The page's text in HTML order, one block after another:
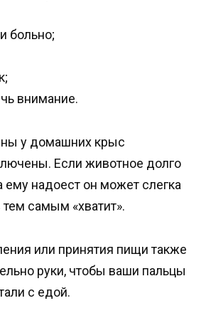
больно;
внимание.
у домашних крыс
Если животное долго
ему надоест он может слегка
тем самым «хватит».
или принятия пищи также
руки, чтобы ваши пальцы
с едой.